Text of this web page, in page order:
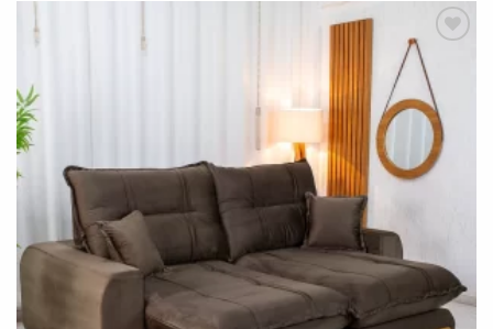
Adicionar
à lista de
desejos"